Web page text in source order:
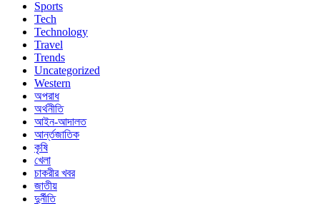
Sports
Tech
Technology
Travel
Trends
Uncategorized
Western
অপরাধ
অর্থনীতি
আইন-আদালত
আর্ন্তজাতিক
কৃষি
খেলা
চাকরীর খবর
জাতীয়
দুর্নীতি